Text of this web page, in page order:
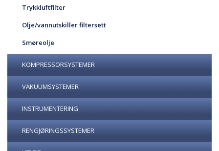
Trykkluftfilter
Olje/vannutskiller filtersett
Smøreolje
KOMPRESSORSYSTEMER
VAKUUMSYSTEMER
INSTRUMENTERING
RENGJØRINGSSYSTEMER